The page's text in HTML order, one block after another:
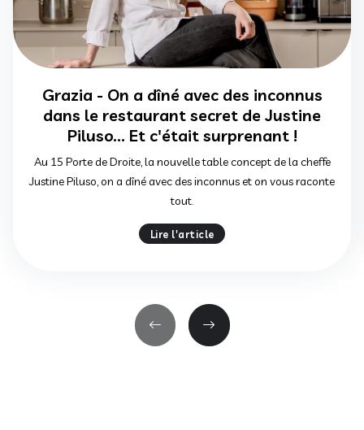
Grazia - On a dîné avec des inconnus
dans le restaurant secret de Justine
Piluso... Et c'était surprenant !
Au 15 Porte de Droite, la nouvelle table concept de la cheffe
Justine Piluso, on a dîné avec des inconnus et on vous raconte
tout.
Lire l'article